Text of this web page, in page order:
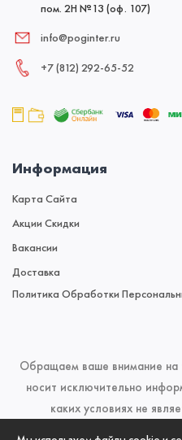
пом. 2Н №13 (оф. 107)
info@poginter.ru
+7 (812) 292‑65‑52
Информация
Карта Сайта
Акции Скидки
Вакансии
Доставка
Политика Обработки
Обращаем ваше внимание на
носит исключительно
каких условиях не